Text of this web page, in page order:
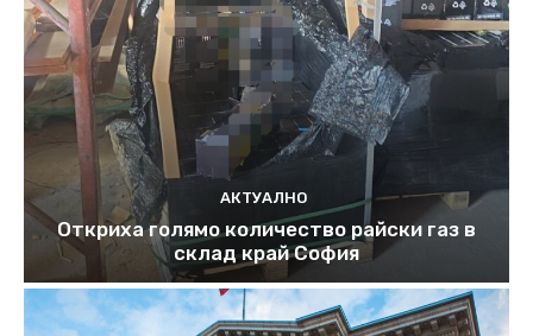
АКТУАЛНО
Откриха голямо количество райски газ в
склад край София